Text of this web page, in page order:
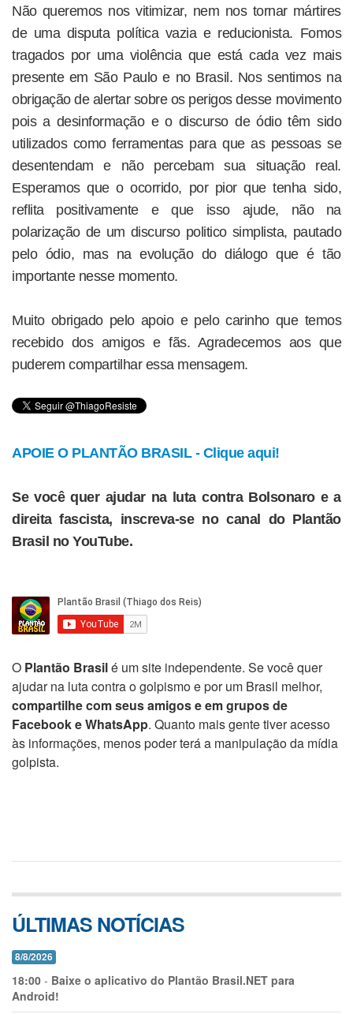
Não queremos nos vitimizar, nem nos tornar mártires
de uma disputa política vazia e reducionista. Fomos
tragados por uma violência que está cada vez mais
presente em São Paulo e no Brasil. Nos sentimos na
obrigação de alertar sobre os perigos desse movimento
pois a desinformação e o discurso de ódio têm sido
utilizados como ferramentas para que as pessoas se
desentendam e não percebam sua situação real.
Esperamos que o ocorrido, por pior que tenha sido,
reflita positivamente e que isso ajude, não na
polarização de um discurso politico simplista, pautado
pelo ódio, mas na evolução do diálogo que é tão
importante nesse momento.
Muito obrigado pelo apoio e pelo carinho que temos
recebido dos amigos e fãs. Agradecemos aos que
puderem compartilhar essa mensagem.
APOIE O PLANTÃO BRASIL - Clique aqui!
Se você quer ajudar na luta contra Bolsonaro e a
direita fascista, inscreva-se no canal do Plantão
Brasil no YouTube.
O Plantão Brasilé um site independente. Se você quer
ajudar na luta contra o golpismo e por um Brasil melhor,
compartilhe com seus amigos e em grupos de
Facebook e WhatsApp. Quanto mais gente tiver acesso
às informações, menos poder terá a manipulação da mídia
golpista.
ÚLTIMAS NOTÍCIAS
8/8/2026
18:00 - Baixe o aplicativo do Plantão Brasil.NET para
Android!